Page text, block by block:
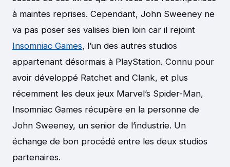
à maintes reprises. Cependant, John Sweeney ne
va pas poser ses valises bien loin car il rejoint
Insomniac Games, l’un des autres studios
appartenant désormais à PlayStation. Connu pour
avoir développé Ratchet and Clank, et plus
récemment les deux jeux Marvel’s Spider-Man,
Insomniac Games récupère en la personne de
John Sweeney, un senior de l’industrie. Un
échange de bon procédé entre les deux studios
partenaires.